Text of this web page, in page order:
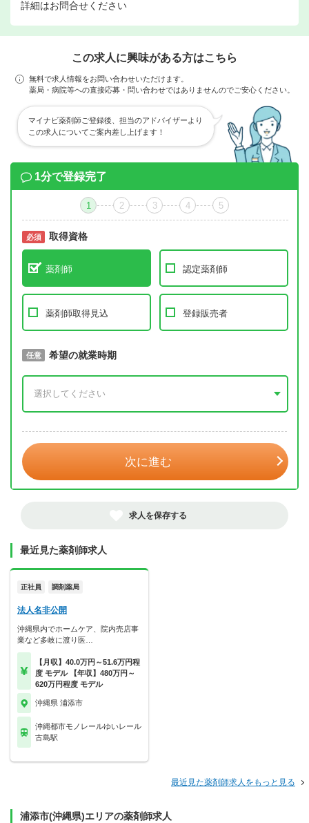
詳細はお問合せください
この求人に興味がある方はこちら
無料で求人情報をお問い合わせいただけます。
薬局・病院等への直接応募・問い合わせではありませんのでご安心ください。
マイナビ薬剤師ご登録後、担当のアドバイザーより
この求人についてご案内差し上げます！
1分で登録完了
1 2 3 4 5
必須 取得資格
薬剤師 認定薬剤師
薬剤師取得見込 登録販売者
必須 取得予定年
任意 希望の就業時期
次に進む
求人を保存する
最近見た薬剤師求人
正社員 調剤薬局
法人名非公開
沖縄県内でホームケア、院内売店事
業など多岐に渡り医…
【月収】40.0万円～51.6万円程
度 モデル 【年収】480万円～
620万円程度 モデル
沖縄県 浦添市
沖縄都市モノレールゆいレール
古島駅
最近見た薬剤師求人をもっと見る
浦添市(沖縄県)エリアの薬剤師求人